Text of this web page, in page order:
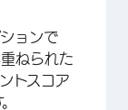
ョンで
ねられた
トスコア